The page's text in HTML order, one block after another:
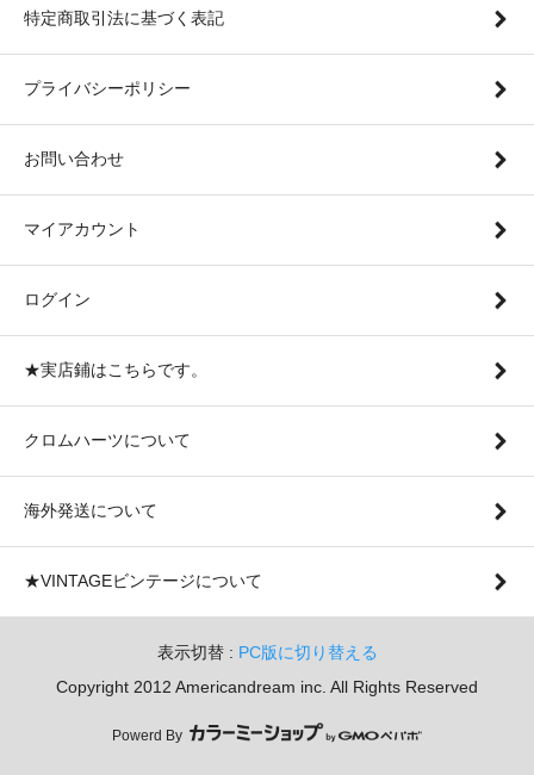
特定商取引法に基づく表記
プライバシーポリシー
お問い合わせ
マイアカウント
ログイン
★実店鋪はこちらです。
クロムハーツについて
海外発送について
★VINTAGEビンテージについて
表示切替 : PC版に切り替える
Copyright 2012 Americandream inc. All Rights Reserved
Powerd By